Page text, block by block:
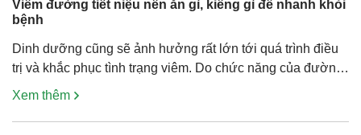
Viêm đường tiết niệu nên ăn gì, kiêng gì để nhanh khỏi
bệnh
Dinh dưỡng cũng sẽ ảnh hưởng rất lớn tới quá trình điều
trị và khắc phục tình trạng viêm. Do chức năng của đường
tiết niệu là đào thải những chất cặn bã ra khỏi cơ thể nên
hấp thụ vào. Vậy […]
Xem thêm